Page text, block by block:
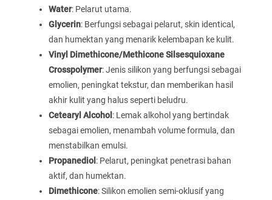
Water: Pelarut utama.
Glycerin: Berfungsi sebagai pelarut, skin identical,
dan humektan yang menarik kelembapan ke kulit.
Vinyl Dimethicone/Methicone Silsesquioxane
Crosspolymer: Jenis silikon yang berfungsi sebagai
emolien, peningkat tekstur, dan memberikan hasil
akhir kulit yang halus seperti beludru.
Cetearyl Alcohol: Lemak alkohol yang bertindak
sebagai emolien, menambah volume formula, dan
menstabilkan emulsi.
Propanediol: Pelarut, peningkat penetrasi bahan
aktif, dan humektan.
Dimethicone: Silikon emolien semi-oklusif yang